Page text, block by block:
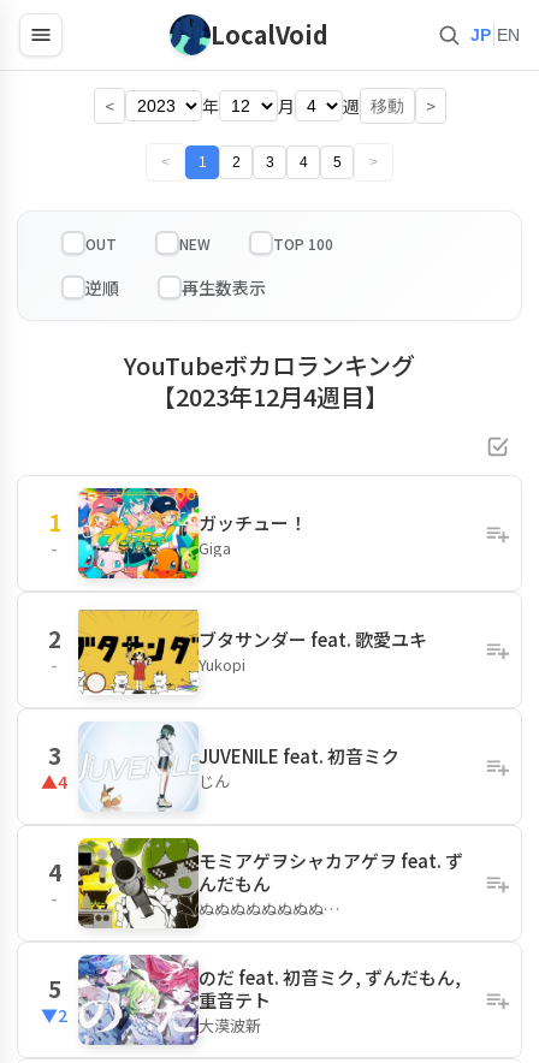
LocalVoid JP EN
< 年 月 週 移動 >
< 1 2 3 4 5 >
OUT NEW TOP 100
YouTubeボカロランキング
【2023年12月4週目】
1
-
ガッチュー！
Giga
2
-
ブタサンダー feat. 歌愛ユキ
Yukopi
3
▲4
JUVENILE feat. 初音ミク
じん
4
-
モミアゲヲシャカアゲヲ feat. ず
んだもん
ぬぬぬぬぬぬぬぬ…
5
▼2
のだ feat. 初音ミク, ずんだもん,
重音テト
大漠波新